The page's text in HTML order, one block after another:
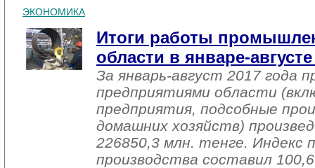
ЭКОНОМИКА
Итоги работы
области в январе-
За январь-август 2017 года
предприятиями области
предприятия, подсобные
домашних хозяйств)
226850,3 млн. тенге. Индекс
производства составил